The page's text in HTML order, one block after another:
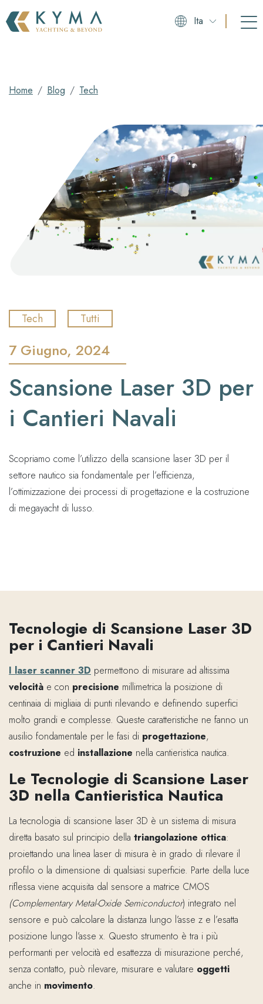
Ita
Home Blog Tech
Tech Tutti
7 Giugno, 2024
Scansione Laser 3D per
i Cantieri Navali
Scopriamo come l’utilizzo della scansione laser 3D per il
settore nautico sia fondamentale per l’efficienza,
l’ottimizzazione dei processi di progettazione e la costruzione
di megayacht di lusso.
Tecnologie di Scansione Laser 3D
per i Cantieri Navali
I laser scanner 3D permettono di misurare ad altissima
velocità e con precisione millimetrica la posizione di
centinaia di migliaia di punti rilevando e definendo superfici
molto grandi e complesse. Queste caratteristiche ne fanno un
ausilio fondamentale per le fasi di progettazione,
costruzione ed installazione nella cantieristica nautica.
Le Tecnologie di Scansione Laser
3D nella Cantieristica Nautica
La tecnologia di scansione laser 3D è un sistema di misura
diretta basato sul principio della triangolazione ottica:
proiettando una linea laser di misura è in grado di rilevare il
profilo o la dimensione di qualsiasi superficie. Parte della luce
riflessa viene acquisita dal sensore a matrice CMOS
(Complementary Metal-Oxide Semiconductor) integrato nel
sensore e può calcolare la distanza lungo l’asse z e l’esatta
posizione lungo l’asse x. Questo strumento è tra i più
performanti per velocità ed esattezza di misurazione perché,
senza contatto, può rilevare, misurare e valutare oggetti
anche in movimento.